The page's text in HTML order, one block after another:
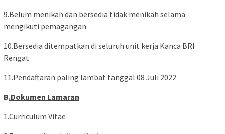
9.Belum menikah dan bersedia tidak menikah selama
mengikuti pemagangan
10.Bersedia ditempatkan di seluruh unit kerja Kanca BRI
Rengat
11.Pendaftaran paling lambat tanggal 08 Juli 2022
B.Dokumen Lamaran
1.Curriculum Vitae